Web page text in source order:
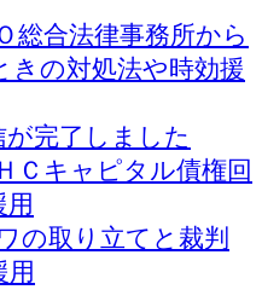
総合法律事務所から
きの対処法や時効援
が完了しました
Ｃキャピタル債権回
用
の取り立てと裁判
用